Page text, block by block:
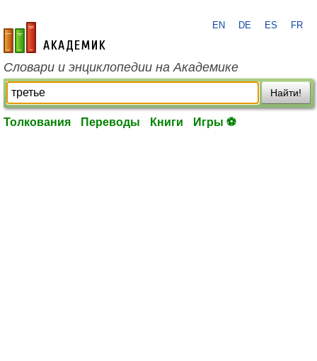
academic.ru
EN DE ES FR
Словари и энциклопедии на Академике
Найти!
Толкования Переводы Книги Игры ⚽